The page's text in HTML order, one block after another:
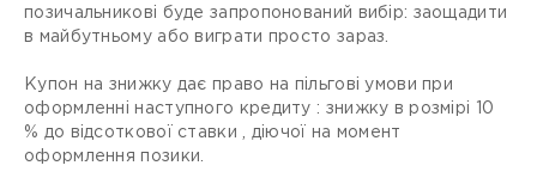
позичальникові буде запропонований вибір: заощадити
в майбутньому або виграти просто зараз.
Купон на знижку дає право на пільгові умови при
оформленні наступного кредиту : знижку в розмірі 10
% до відсоткової ставки , діючої на момент
оформлення позики.